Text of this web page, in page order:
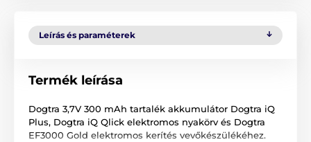
Leírás és paraméterek
Termék leírása
Dogtra 3,7V 300 mAh tartalék akkumulátor Dogtra iQ
Plus, Dogtra iQ Qlick elektromos nyakörv és Dogtra
EF3000 Gold elektromos kerítés vevőkészülékéhez.